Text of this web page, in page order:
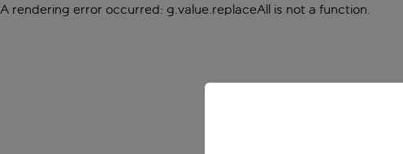
A rendering error occurred: g.value.replaceAll is not a function.